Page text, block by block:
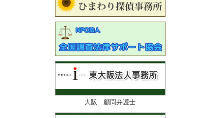
大阪 顧問弁護士